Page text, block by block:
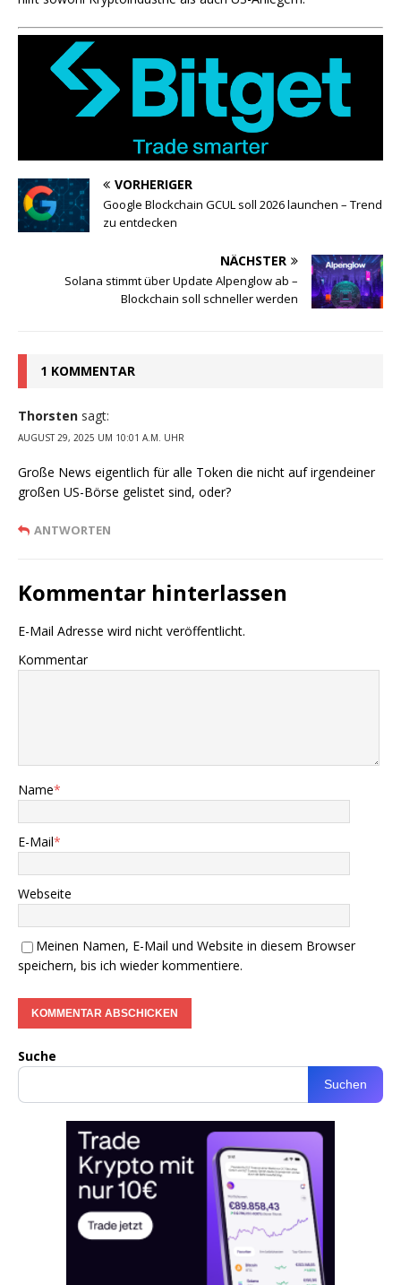
VORHERIGER
Google Blockchain GCUL soll 2026 launchen – Trend
zu entdecken
NÄCHSTER
Solana stimmt über Update Alpenglow ab –
Blockchain soll schneller werden
1 KOMMENTAR
Thorsten sagt:
AUGUST 29, 2025 UM 10:01 A.M. UHR
Große News eigentlich für alle Token die nicht auf irgendeiner
großen US-Börse gelistet sind, oder?
ANTWORTEN
Kommentar hinterlassen
E-Mail Adresse wird nicht veröffentlicht.
Kommentar
Name*
E-Mail*
Webseite
Meinen Namen, E-Mail und Website in diesem Browser
speichern, bis ich wieder kommentiere.
Suche
Suchen